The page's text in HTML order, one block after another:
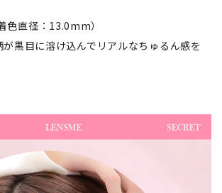
色直径：13.0mm）
黒目に溶け込んでリアルなちゅるん感を